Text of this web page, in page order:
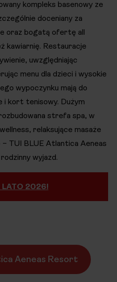
kompleks basenowy ze
doceniany za
oraz bogatą ofertę all
kawiarnię. Restauracje
uwzględniając
menu dla dzieci i wysokie
wypoczynku mają do
i kort tenisowy. Dużym
strefa spa, w
relaksujące masaże
– TUI BLUE Atlantica Aeneas
wyjazd.
LATO 2026!
Aeneas Resort